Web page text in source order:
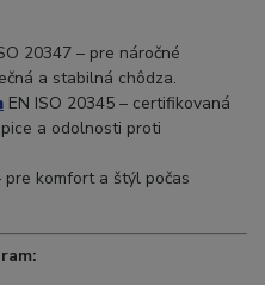
20347 – pre náročné
a stabilná chôdza.
EN ISO 20345 – certifikovaná
a odolnosti proti
pre komfort a štýl počas